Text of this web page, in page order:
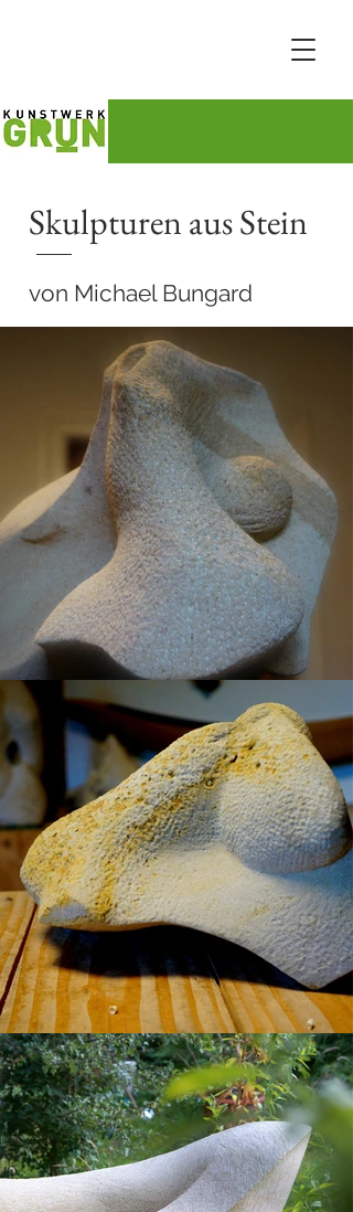
Skulpturen aus Stein
von Michael Bungard